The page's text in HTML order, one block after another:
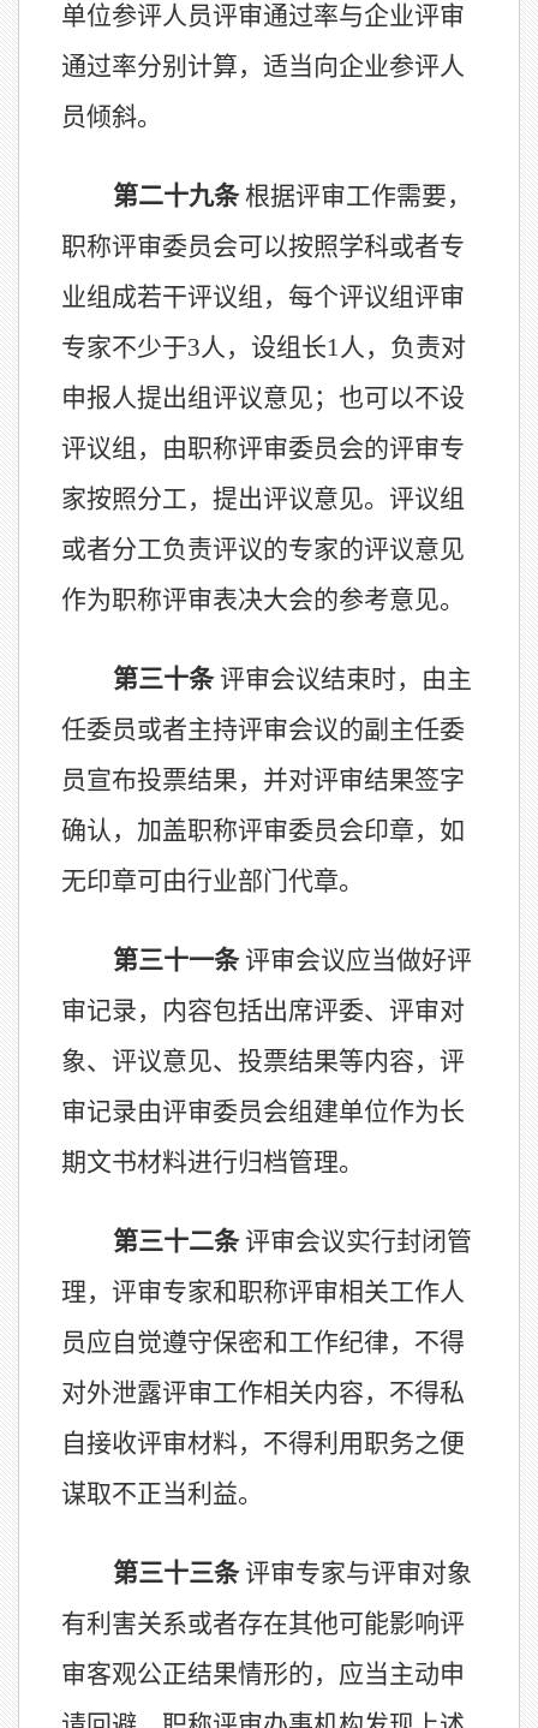
单位参评人员评审通过率与企业评审
通过率分别计算，适当向企业参评人
员倾斜。
第二十九条 根据评审工作需要，
职称评审委员会可以按照学科或者专
业组成若干评议组，每个评议组评审
专家不少于3人 ，设组长1人， 负责对
申报人提出组评议意见；也可以不设
评议组，由职称评审委员会的评审专
家按照分工，提出评议意见。评议组
或者分工负责评议的专家的评议意见
作为职称评审表决大会的参考意见。
第三十条 评审会议结束时，由主
任委员或者主持评审会议的副主任委
员宣布投票结果，并对评审结果签字
确认，加盖职称评审委员会印章，如
无印章可由行业部门代章。
第三十一条 评审会议应当做好评
审记录，内容包括出席评委、评审对
象、评议意见、投票结果等内容， 评
审记录由评审委员会组建单位作为长
期文书材料进行归档管理。
第三十二条 评审会议实行封闭管
理，评审专家和职称评审相关工作人
员应自觉遵守保密和工作纪律，不得
对外泄露评审工作相关内容，不得私
自接收评审材料，不得利用职务之便
谋取不正当利益。
第三十三条 评审专家与评审对象
有利害关系或者存在其他可能影响评
审客观公正结果情形的，应当主动申